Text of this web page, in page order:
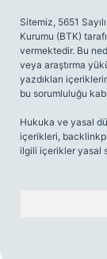
Sitemiz, 5651
Kurumu (BTK)
vermektedir. Bu
veya araştırma
yazdıkları
bu sorumluluğu
Hukuka ve yasal
içerikleri,
ilgili içerikler yasal